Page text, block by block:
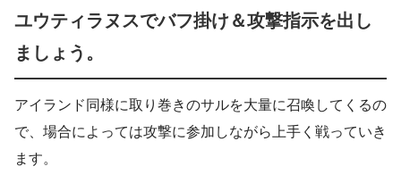
ユウティラヌスでバフ掛け＆攻撃指示を出し
ましょう。
アイランド同様に取り巻きのサルを大量に召喚してくるの
で、場合によっては攻撃に参加しながら上手く戦っていき
ます。